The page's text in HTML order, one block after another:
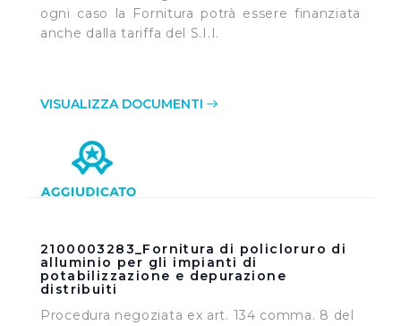
ogni caso la Fornitura potrà essere finanziata
anche dalla tariffa del S.I.I.
VISUALIZZA DOCUMENTI
2100003283_Fornitura di policloruro di
alluminio per gli impianti di
potabilizzazione e depurazione
distribuiti
Procedura negoziata ex art. 134 comma. 8 del